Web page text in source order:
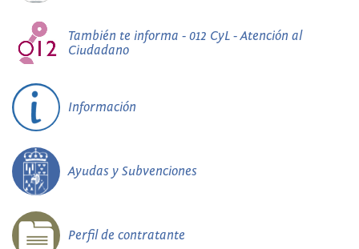
También te informa - 012 CyL - Atención al
Ciudadano
Información
Ayudas y Subvenciones
Perfil de contratante